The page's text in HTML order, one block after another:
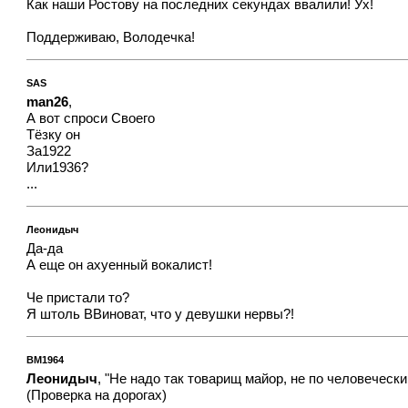
Как наши Ростову на последних секундах ввалили! Ух!
Поддерживаю, Володечка!
SAS
man26,
А вот спроси Своего
Тёзку он
За1922
Или1936?
...
Леонидыч
Да-да
А еще он ахуенный вокалист!
Че пристали то?
Я штоль ВВиноват, что у девушки нервы?!
BM1964
Леонидыч, "Не надо так товарищ майор, не по человечески
(Проверка на дорогах)